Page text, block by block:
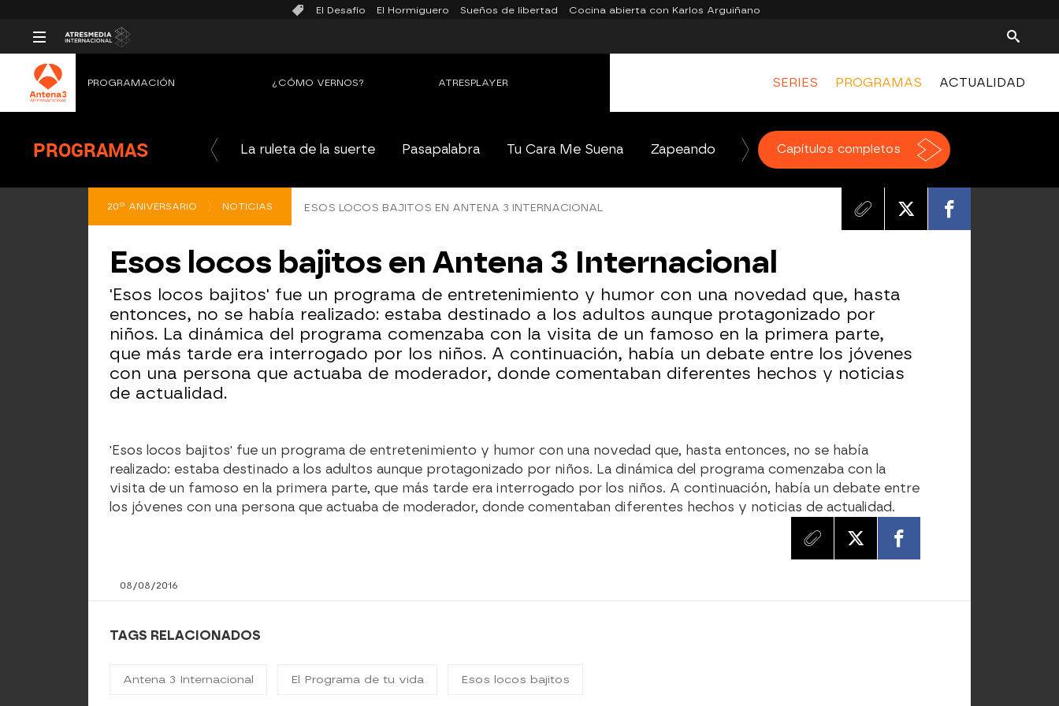
El Desafío El Hormiguero Sueños de libertad Cocina abierta con Karlos Arguiñano
SERIES PROGRAMAS ACTUALIDAD
PROGRAMACIÓN ¿CÓMO VERNOS? ATRESPLAYER
PROGRAMAS La ruleta de la suerte Pasapalabra Tu Cara Me Suena Zapeando La Voz Homo Zapping El Hormiguero
Capítulos completos
20º ANIVERSARIO NOTICIAS ESOS LOCOS BAJITOS EN ANTENA 3 INTERNACIONAL
Esos locos bajitos en Antena 3 Internacional
'Esos locos bajitos' fue un programa de entretenimiento y humor con una novedad que, hasta
entonces, no se había realizado: estaba destinado a los adultos aunque protagonizado por
niños. La dinámica del programa comenzaba con la visita de un famoso en la primera parte,
que más tarde era interrogado por los niños. A continuación, había un debate entre los jóvenes
con una persona que actuaba de moderador, donde comentaban diferentes hechos y noticias
de actualidad.
'Esos locos bajitos' fue un programa de entretenimiento y humor con una novedad que, hasta entonces, no se había
realizado: estaba destinado a los adultos aunque protagonizado por niños. La dinámica del programa comenzaba con la
visita de un famoso en la primera parte, que más tarde era interrogado por los niños. A continuación, había un debate entre
los jóvenes con una persona que actuaba de moderador, donde comentaban diferentes hechos y noticias de actualidad.
08/08/2016
TAGS RELACIONADOS
Antena 3 Internacional El Programa de tu vida Esos locos bajitos